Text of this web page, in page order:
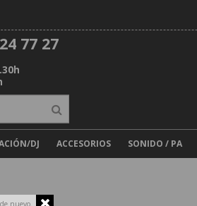
nuevo.
77 27
DJ ACCESORIOS SONIDO / PA